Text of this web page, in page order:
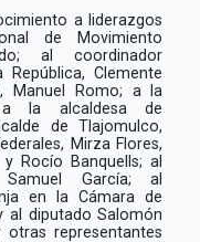
a liderazgos
de Movimiento
al coordinador
Clemente
Manuel Romo; a la
a la alcaldesa de
de Tlajomulco,
Mirza Flores,
Rocío Banquells; al
García; al
en la Cámara de
al diputado Salomón
representantes